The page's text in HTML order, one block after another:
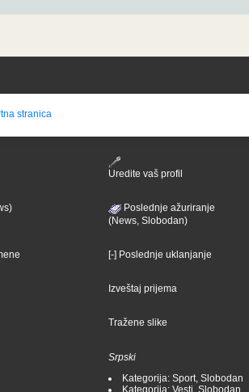
stranica
Uredite vaš profil
Poslednje ažuriranje
(News, Slobodan)
[-] Poslednje uklanjanje
Izveštaj prijema
Tražene slike
Srpski
Kategorija: Sport, Slobodan
Kategorija: Vesti, Slobodan